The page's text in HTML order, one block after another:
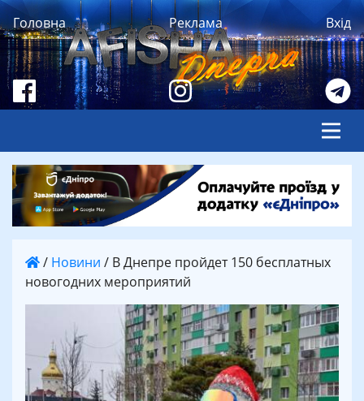
Головна Реклама Вхід
/ Новини / В Днепре пройдет 150 бесплатных
новогодних мероприятий